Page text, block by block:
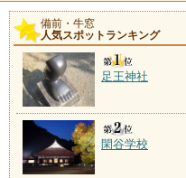
備前・牛窓
人気スポットランキング
足王神社
閑谷学校